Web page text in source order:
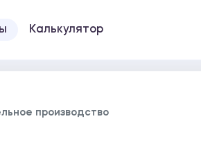
Калькулятор
производство